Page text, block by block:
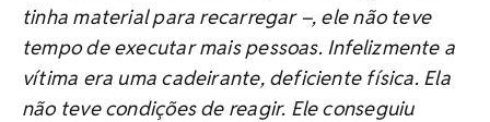
tinha material para recarregar –, ele não teve
tempo de executar mais pessoas. Infelizmente a
vítima era uma cadeirante, deficiente física. Ela
não teve condições de reagir. Ele conseguiu